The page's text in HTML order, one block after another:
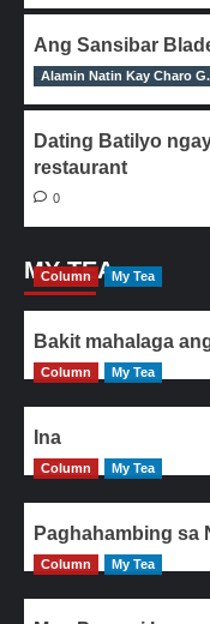
Ang Sansibar
0
Alamin Natin Kay Charo G.
Dating Batilyo
restaurant
0
MY TEA
Column My Tea
Bakit mahalaga
Column My Tea
Ina
Column My Tea
Paghahambing sa
Column My Tea